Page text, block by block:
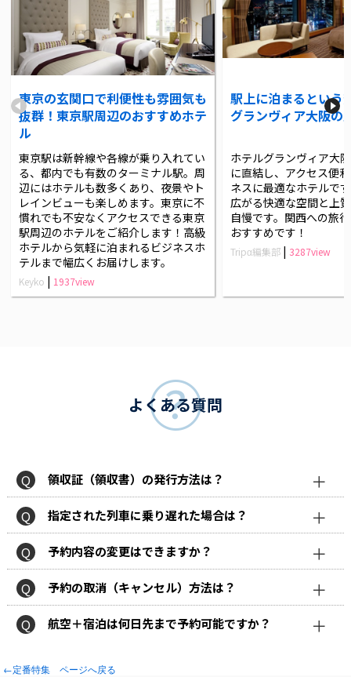
東京の玄関口で利便性も雰囲気も
抜群！東京駅周辺のおすすめホテ
ル
東京駅は新幹線や各線が乗り入れてい
る、都内でも有数のターミナル駅。周
辺にはホテルも数多くあり、夜景やト
レインビューも楽しめます。東京に不
慣れでも不安なくアクセスできる東京
駅周辺のホテルをご紹介します！高級
ホテルから気軽に泊まれるビジネスホ
テルまで幅広くお届けします。
Keyko | 1937view
駅上に泊まるという
グランヴィア大阪の
ホテルグランヴィア大
に直結し、アクセス便
ネスに最適なホテルで
広がる快適な空間と上
自慢です。関西への旅
おすすめです！
Tripα編集部| 3287view
よくある質問
領収証（領収書）の発行方法は？
指定された列車に乗り遅れた場合は？
予約内容の変更はできますか？
予約の取消（キャンセル）方法は？
航空＋宿泊は何日先まで予約可能ですか？
←定番特集 ページへ戻る